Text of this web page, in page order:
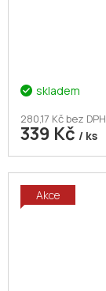
skladem
280,17 Kč bez DPH
339 Kč / ks
Akce